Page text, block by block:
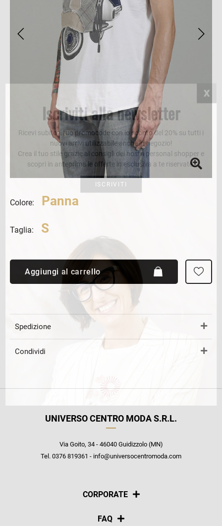
Colore: Panna
Taglia: S
Aggiungi al carrello
Spedizione
Condividi
UNIVERSO CENTRO MODA S.R.L.
Via Goito, 34 - 46040 Guidizzolo (MN)
Tel. 0376 819361 - info@universocentromoda.com
CORPORATE
Chi siamo
FAQ
Iscriviti alla newsletter
Ricevi subito il tuo promocode con lo sconto del 20% su tutti i
nuovi arrivi utilizzabile anche in negozio!
Crea il tuo stile grazie ai consigli dei nostri personal shopper e
scopri in anteprima le offerte in esclusiva a te riservate.
ISCRIVITI